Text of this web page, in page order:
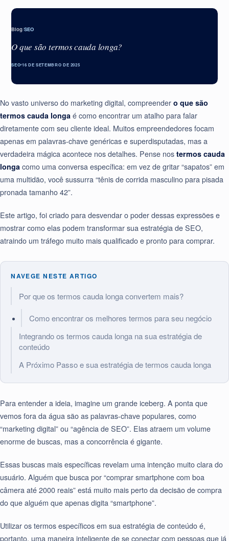
Blog/SEO
O que são termos cauda longa?
SEO 16 DE SETEMBRO DE 2025
No vasto universo do marketing digital, compreender o que são
termos cauda longa é como encontrar um atalho para falar
diretamente com seu cliente ideal. Muitos empreendedores focam
apenas em palavras-chave genéricas e superdisputadas, mas a
verdadeira mágica acontece nos detalhes. Pense nos termos cauda
longa como uma conversa específica: em vez de gritar “sapatos” em
uma multidão, você sussurra “tênis de corrida masculino para pisada
pronada tamanho 42”.
Este artigo, foi criado para desvendar o poder dessas expressões e
mostrar como elas podem transformar sua estratégia de SEO,
atraindo um tráfego muito mais qualificado e pronto para comprar.
NAVEGE NESTE ARTIGO
Por que os termos cauda longa convertem mais?
Como encontrar os melhores termos para seu negócio
Integrando os termos cauda longa na sua estratégia de
conteúdo
A Próximo Passo e sua estratégia de termos cauda longa
Para entender a ideia, imagine um grande iceberg. A ponta que
vemos fora da água são as palavras-chave populares, como
“marketing digital” ou “agência de SEO”. Elas atraem um volume
enorme de buscas, mas a concorrência é gigante.
Essas buscas mais específicas revelam uma intenção muito clara do
usuário. Alguém que busca por “comprar smartphone com boa
câmera até 2000 reais” está muito mais perto da decisão de compra
do que alguém que apenas digita “smartphone”.
Utilizar os termos específicos em sua estratégia de conteúdo é,
portanto, uma maneira inteligente de se conectar com pessoas que já